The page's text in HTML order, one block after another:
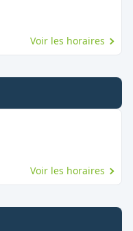
Voir les horaires
Voir les horaires